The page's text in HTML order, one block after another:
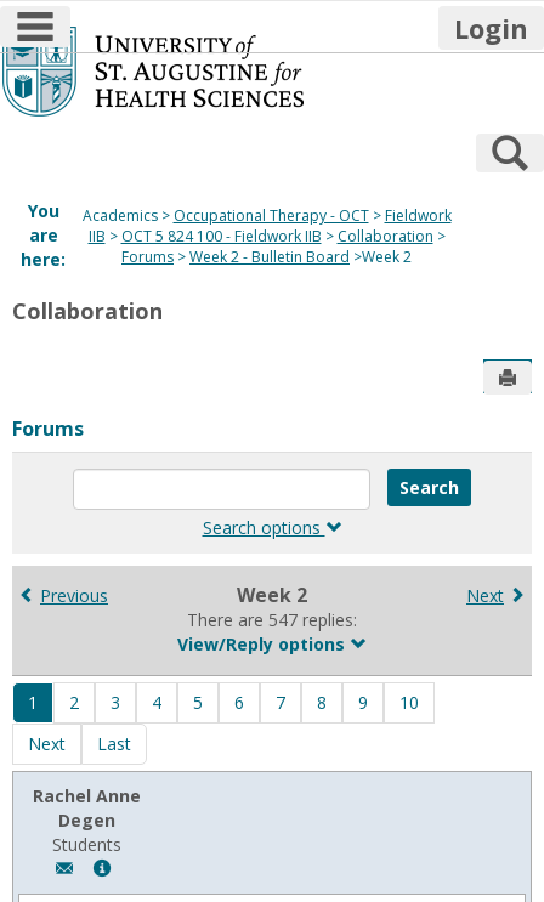
Skip
to
content
main navigation Login
You
are
here:
Academics Occupational Therapy - OCT
Fieldwork
IIB
OCT 5 824 100 - Fieldwork IIB
Collaboration
Forums
Week 2 - Bulletin Board Week 2
Collaboration
Forums
Enter
to
for
in
Search options
Previous Week 2
There are 547 replies:
View/Reply options
Next
1 2 3 4 5 6 7 8 9
10
Next
Last
Rachel Anne
Degen
Students
Author:
Rachel
Show
MyInfo